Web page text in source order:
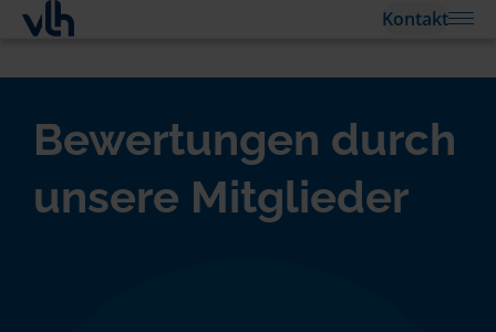
Kontakt
Bewertungen durch
unsere Mitglieder